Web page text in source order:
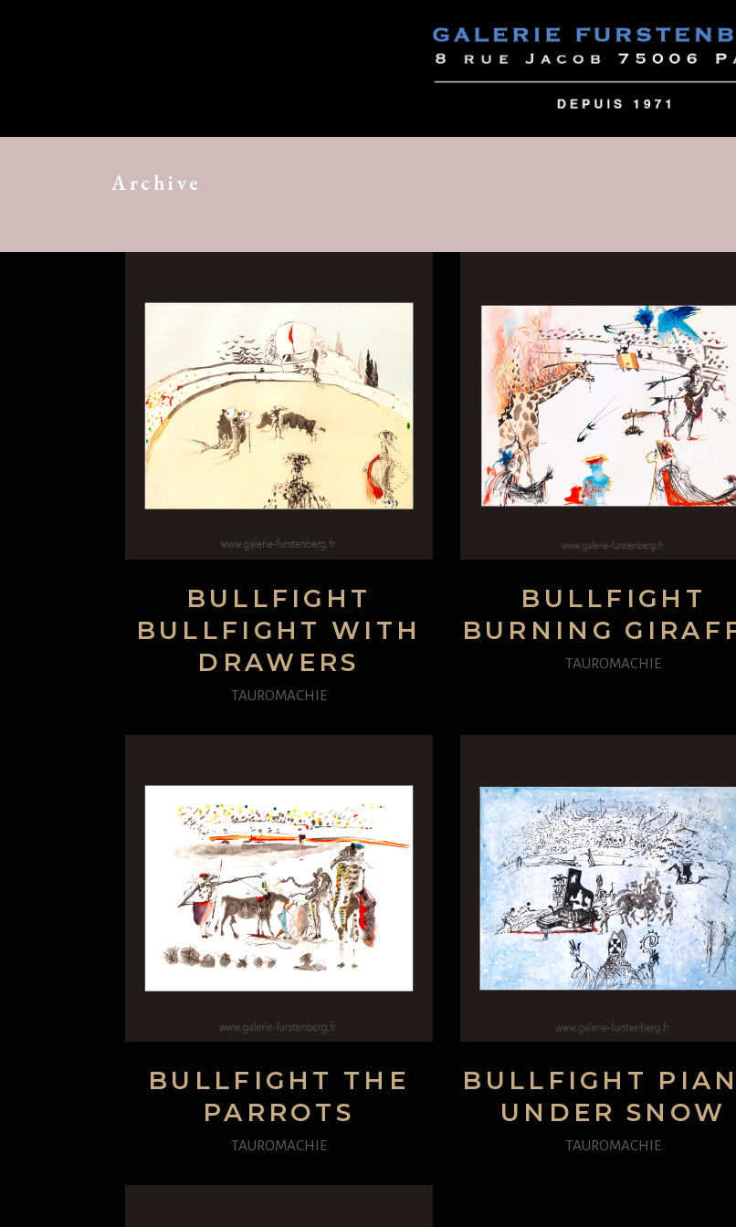
Archive
BULLFIGHT
BULLFIGHT WITH
DRAWERS
TAUROMACHIE
BULLFIGHT
BURNING
TAUROMACHIE
BULLFIGHT THE
PARROTS
TAUROMACHIE
BULLFIGHT
UNDER SNOW
TAUROMACHIE